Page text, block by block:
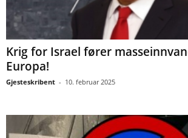
Krig for Israel fører
Europa!
Gjesteskribent - 10. februar 2025